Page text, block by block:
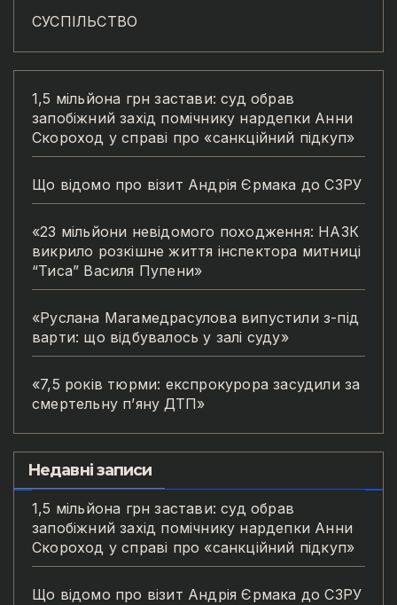
СУСПІЛЬСТВО
1,5 мільйона грн застави: суд обрав
запобіжний захід помічнику нардепки Анни
Скороход у справі про «санкційний підкуп»
Що відомо про візит Андрія Єрмака до СЗРУ
«23 мільйони невідомого походження: НАЗК
викрило розкішне життя інспектора митниці
“Тиса” Василя Пупени»
«Руслана Магамедрасулова випустили з-під
варти: що відбувалось у залі суду»
«7,5 років тюрми: експрокурора засудили за
смертельну п’яну ДТП»
Недавні записи
1,5 мільйона грн застави: суд обрав
запобіжний захід помічнику нардепки Анни
Скороход у справі про «санкційний підкуп»
Що відомо про візит Андрія Єрмака до СЗРУ